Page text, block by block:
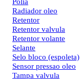
Polia
Radiador oleo
Retentor
Retentor valvula
Retentor volante
Selante
Selo bloco (espoleta)
Sensor pressao oleo
Tampa valvula